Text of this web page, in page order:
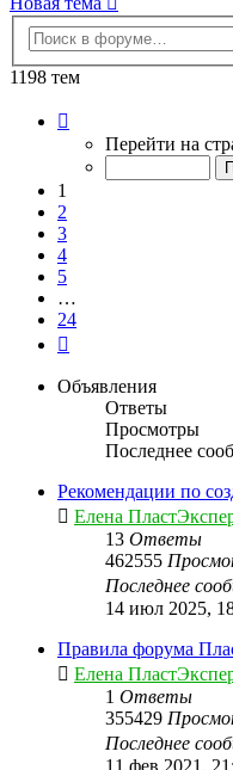
1198 тем
Перейти на
1
2
3
4
5
…
24
Объявления
Ответы
Просмотры
Последнее
Рекомендации по
Елена
13 Ответы
462555
Последнее
14 июл 2025,
Правила форума
Елена
1 Ответы
355429
Последнее